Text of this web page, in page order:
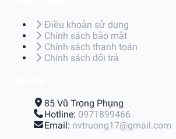
Điều khoản sử dụng
Chính sách bảo mật
Chính sách thanh toán
Chính sách đổi trả
85 Vũ Trọng Phụng
Hotline: 0971899466
Email: nvtruong17@gmail.com